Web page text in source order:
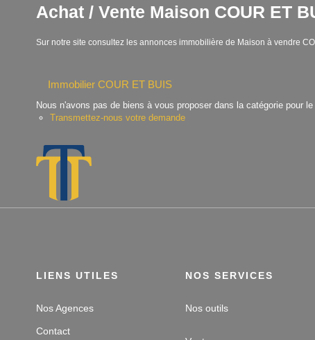
Achat / Vente Maison COUR ET
Sur notre site consultez les annonces immobilière de Maison à vendre
Immobilier COUR ET BUIS
Nous n'avons pas de biens à vous proposer dans la catégorie pour
Transmettez-nous votre demande
LIENS UTILES
Nos Agences
Contact
NOS SERVICES
Nos outils